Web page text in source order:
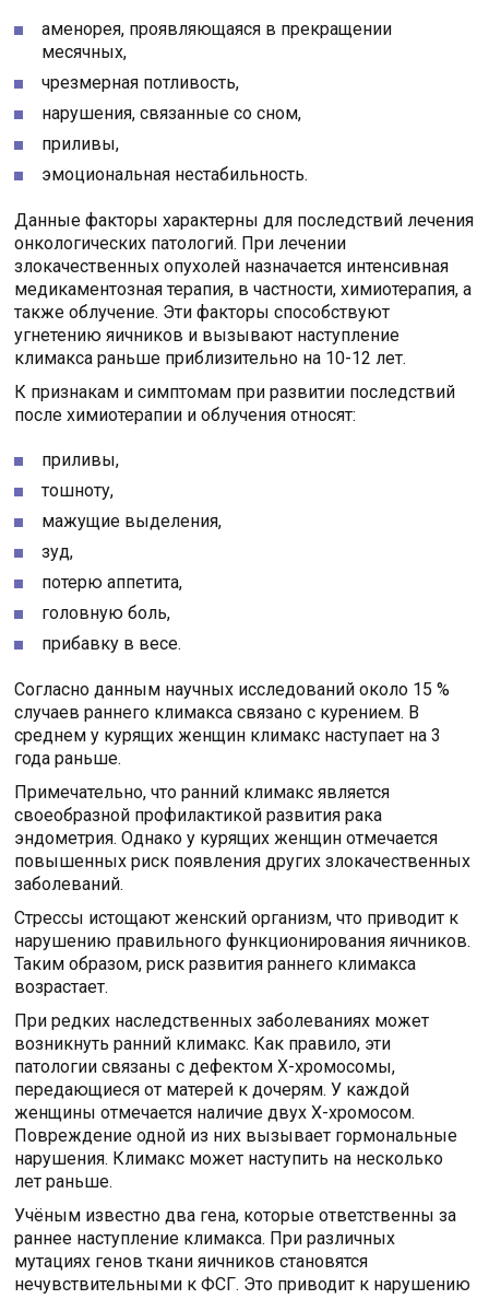
аменорея, проявляющаяся в прекращении
месячных,
чрезмерная потливость,
нарушения, связанные со сном,
приливы,
эмоциональная нестабильность.
Данные факторы характерны для последствий лечения
онкологических патологий. При лечении
злокачественных опухолей назначается интенсивная
медикаментозная терапия, в частности, химиотерапия, а
также облучение. Эти факторы способствуют
угнетению яичников и вызывают наступление
климакса раньше приблизительно на 10-12 лет.
К признакам и симптомам при развитии последствий
после химиотерапии и облучения относят:
приливы,
тошноту,
мажущие выделения,
зуд,
потерю аппетита,
головную боль,
прибавку в весе.
Согласно данным научных исследований около 15 %
случаев раннего климакса связано с курением. В
среднем у курящих женщин климакс наступает на 3
года раньше.
Примечательно, что ранний климакс является
своеобразной профилактикой развития рака
эндометрия. Однако у курящих женщин отмечается
повышенных риск появления других злокачественных
заболеваний.
Стрессы истощают женский организм, что приводит к
нарушению правильного функционирования яичников.
Таким образом, риск развития раннего климакса
возрастает.
При редких наследственных заболеваниях может
возникнуть ранний климакс. Как правило, эти
патологии связаны с дефектом Х-хромосомы,
передающиеся от матерей к дочерям. У каждой
женщины отмечается наличие двух Х-хромосом.
Повреждение одной из них вызывает гормональные
нарушения. Климакс может наступить на несколько
лет раньше.
Учёным известно два гена, которые ответственны за
раннее наступление климакса. При различных
мутациях генов ткани яичников становятся
нечувствительными к ФСГ. Это приводит к нарушению